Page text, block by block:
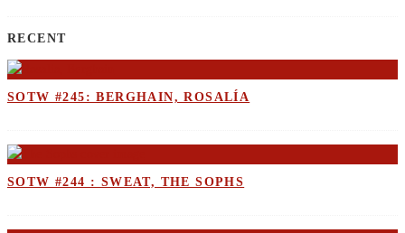
RECENT
SOTW #245: BERGHAIN, ROSALÍA
SOTW #244 : SWEAT, THE SOPHS